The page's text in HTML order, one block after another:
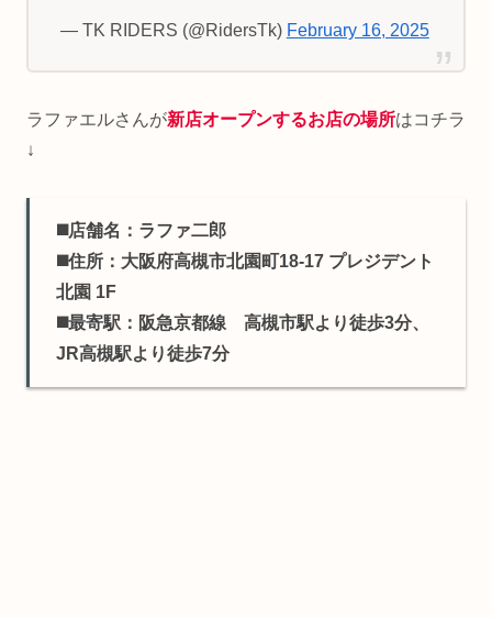
— TK RIDERS (@RidersTk) February 16, 2025
ラファエルさんが新店オープンするお店の場所はコチラ
↓
◼️店舗名：ラファ二郎
◼️住所：大阪府高槻市北園町18-17 プレジデント
北園 1F
◼️最寄駅：阪急京都線 高槻市駅より徒歩3分、
JR高槻駅より徒歩7分